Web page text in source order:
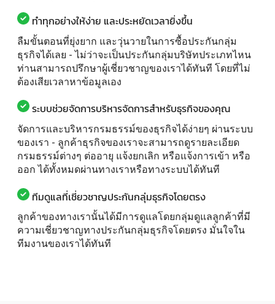
ทำทุกอย่างให้ง่าย และประหยัดเวลายิ่งขึ้น
ลืมขั้นตอนที่ยุ่งยาก และวุ่นวายในการซื้อประกันกลุ่ม
ธุรกิจได้เลย - ไม่ว่าจะเป็นประกันกลุ่มบริษัทประเภทไหน
ท่านสามารถปรึกษาผู้เชี่ยวชาญของเราได้ทันที โดยที่ไม่
ต้องเสียเวลาหาข้อมูลเอง
ระบบช่วยจัดการบริหารจัดการสำหรับธุรกิจของคุณ
จัดการและบริหารกรมธรรม์ของธุรกิจได้ง่ายๆ ผ่านระบบ
ของเรา - ลูกค้าธุรกิจของเราจะสามารถดูรายละเอียด
กรมธรรม์ต่างๆ ต่ออายุ แจ้งยกเลิก หรือแจ้งการเข้า หรือ
ออก ได้ทั้งหมดผ่านทางเราหรือทางระบบได้ทันที
ทีมดูแลที่เชี่ยวชาญประกันกลุ่มธุรกิจโดยตรง
ลูกค้าของทางเรานั้นได้มีการดูแลโดยกลุ่มดูแลลูกค้าที่มี
ความเชี่ยวชาญทางประกันกลุ่มธุรกิจโดยตรง มั่นใจใน
ทีมงานของเราได้ทันที